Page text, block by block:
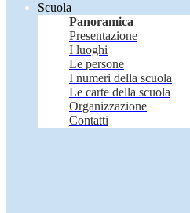
Scuola
Panoramica
Presentazione
I luoghi
Le persone
I numeri della scuola
Le carte della scuola
Organizzazione
Contatti